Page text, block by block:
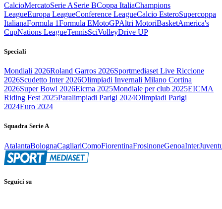
CalcioMercatoSerie ASerie BCoppa ItaliaChampions
LeagueEuropa LeagueConference LeagueCalcio EsteroSupercoppa
ItalianaFormula 1Formula EMotoGPAltri MotoriBasketAmerica's
CupNations LeagueTennisSciVolleyDrive UP
Speciali
Mondiali 2026Roland Garros 2026Sportmediaset Live Riccione
2026Scudetto Inter 2026Olimpiadi Invernali Milano Cortina
2026Super Bowl 2026Eicma 2025Mondiale per club 2025EICMA
Riding Fest 2025Paralimpiadi Parigi 2024Olimpiadi Parigi
2024Euro 2024
Squadra Serie A
AtalantaBolognaCagliariComoFiorentinaFrosinoneGenoaInter
Seguici su